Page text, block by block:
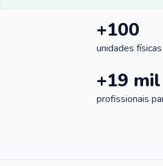
+100
unidades físicas
+19 mil
profissionais